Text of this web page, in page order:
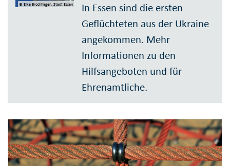
© Elke Brochhagen, Stadt Essen
In Essen sind die ersten
Geflüchteten aus der Ukraine
angekommen. Mehr
Informationen zu den
Hilfsangeboten und für
Ehrenamtliche.